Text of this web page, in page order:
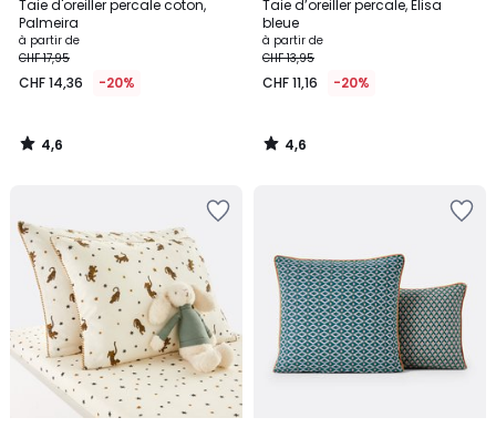
Taie d'oreiller percale coton,
Palmeira
à partir de
CHF 17,95
CHF 14,36 -20%
/ 5
4,6
/
Taie d’oreiller percale, Elisa
bleue
à partir de
CHF 13,95
CHF 11,16 -20%
/ 5
4,6
/